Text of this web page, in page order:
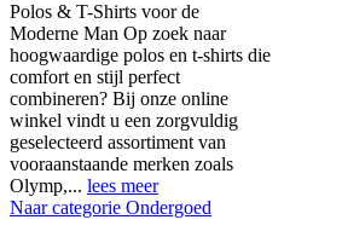
Polos & T-Shirts voor de
Moderne Man Op zoek naar
hoogwaardige polos en t-shirts die
comfort en stijl perfect
combineren? Bij onze online
winkel vindt u een zorgvuldig
geselecteerd assortiment van
vooraanstaande merken zoals
Olymp,... lees meer
Naar categorie Ondergoed